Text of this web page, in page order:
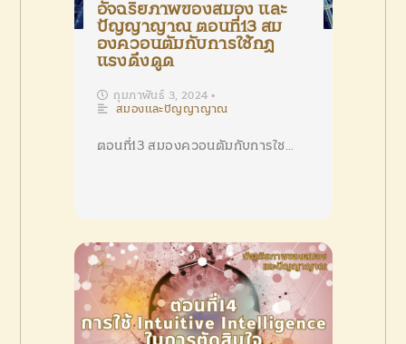
อัจฉริยภาพของสมอง และ
ปัญญาญาณ ตอนที่13 สม
องควอนตัมกับการใช้กฏ
แรงดึงดูด
กุมภาพันธ์ 3, 2024 •
สมองและปัญญาญาณ
ตอนที่13 สมองควอนตัมกับการใช…